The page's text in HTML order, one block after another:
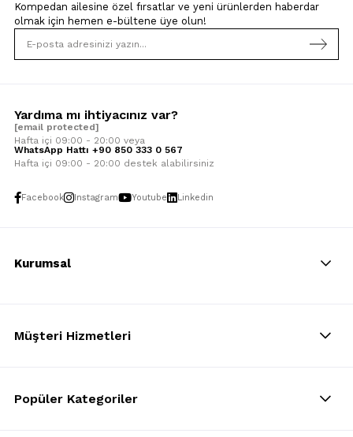
Kompedan ailesine özel fırsatlar ve yeni ürünlerden haberdar
olmak için hemen e-bültene üye olun!
Yardıma mı ihtiyacınız var?
[email protected]
Hafta içi 09:00 - 20:00 veya
WhatsApp Hattı +90 850 333 0 567
Hafta içi 09:00 - 20:00 destek alabilirsiniz
Facebook Instagram Youtube Linkedin
Kurumsal
Müşteri Hizmetleri
Popüler Kategoriler